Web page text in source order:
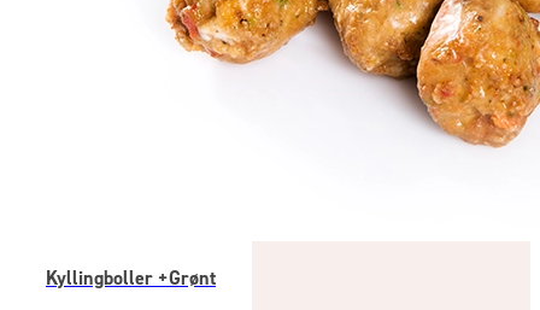
Kyllingboller +Grønt